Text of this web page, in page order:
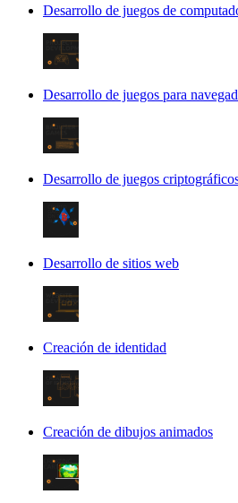
Desarrollo de juegos de
Desarrollo de juegos para
Desarrollo de juegos
Desarrollo de sitios web
Creación de identidad
Creación de dibujos animados